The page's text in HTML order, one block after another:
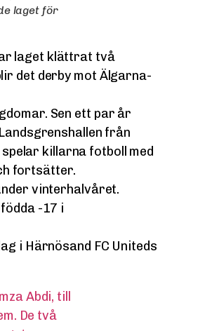
laget för
laget klättrat två
det derby mot Älgarna-
Sen ett par år
från
killarna fotboll med
fortsätter.
vinterhalvåret.
-17 i
i Härnösand FC Uniteds